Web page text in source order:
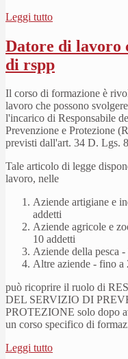
Leggi tutto
Datore di lavoro
di rspp
Il corso di formazione è
lavoro che possono
l'incarico di Responsabile
Prevenzione e Protezione
previsti dall'art. 34 D. Lgs.
Tale articolo di legge
lavoro, nelle
Aziende artigiane e
addetti
Aziende agricole e
10 addetti
Aziende della pesca
Altre aziende - fino a
può ricoprire il ruolo di
DEL SERVIZIO DI
PROTEZIONE solo dopo
un corso specifico di
Leggi tutto